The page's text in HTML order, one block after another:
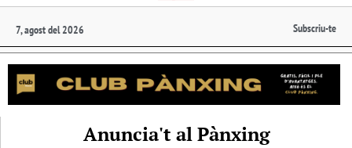
7, agost del 2026 Subscriu-te
Anuncia't al Pànxing